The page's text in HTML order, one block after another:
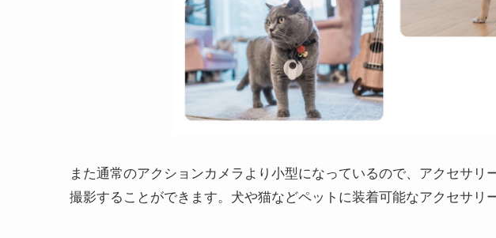
また通常のアクションカメラより小型になっているので、アクセサリ
撮影することができます。犬や猫などペットに装着可能なアクセサリ